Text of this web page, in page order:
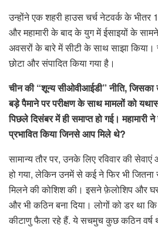
उन्होंने एक शहरी हाउस चर्च नेटवर्क के भीतर
और महामारी के बाद के युग में ईसाइयों के
अवसरों के बारे में सीटी के साथ साझा किया।
छोटा और संपादित किया गया है।
चीन की “शून्य सीओवीआईडी” नीति,
बड़े पैमाने पर परीक्षण के साथ मामलों को
पिछले दिसंबर में ही समाप्त हो गई।
प्रभावित किया जिनसे आप मिले थे?
सामान्य तौर पर, उनके लिए रविवार की
हो गया, लेकिन उनमें से कई ने फिर भी
मिलने की कोशिश की। इसने फ़ेलोशिप और
और भी कठिन बना दिया। लोगों को डर था
कीटाणु फैला रहे हैं. ये सचमुच कुछ कठिन वर्ष